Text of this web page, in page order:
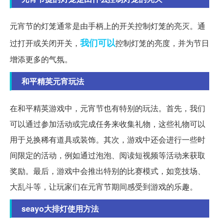
元宵节的灯笼通常是由手柄上的开关控制灯笼的亮灭。通
过打开或关闭开关， 我们可以控制灯笼的亮度，并为节日
增添更多的气氛。
和平精英元宵玩法
在和平精英游戏中，元宵节也有特别的玩法。首先，我们
可以通过参加活动或完成任务来收集礼物，这些礼物可以
用于兑换稀有道具或装饰。其次，游戏中还会进行一些时
间限定的活动，例如通过泡泡、阅读短视频等活动来获取
奖励。最后，游戏中会推出特别的比赛模式，如竞技场、
大乱斗等，让玩家们在元宵节期间感受到游戏的乐趣。
seayo大排灯使用方法